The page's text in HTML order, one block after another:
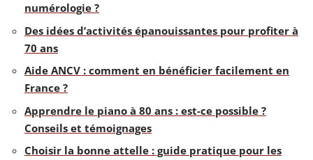
numérologie ?
Des idées d’activités épanouissantes pour profiter à
70 ans
Aide ANCV : comment en bénéficier facilement en
France ?
Apprendre le piano à 80 ans : est-ce possible ?
Conseils et témoignages
Choisir la bonne attelle : guide pratique pour les